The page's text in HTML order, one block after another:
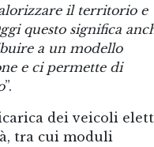
il territorio e
questo significa
a un modello
e ci permette di
”.
dei veicoli
tra cui moduli